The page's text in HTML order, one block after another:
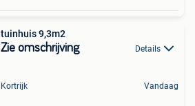
tuinhuis 9,3m2
Zie omschrijving Details
Kortrijk Vandaag